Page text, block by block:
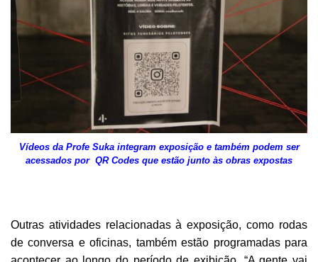
Vídeos da Profe Suka integram exposição e também podem ser
acessados por QR Codes que estão junto às obras expostas
Outras atividades relacionadas à exposição, como rodas
de conversa e oficinas, também estão programadas para